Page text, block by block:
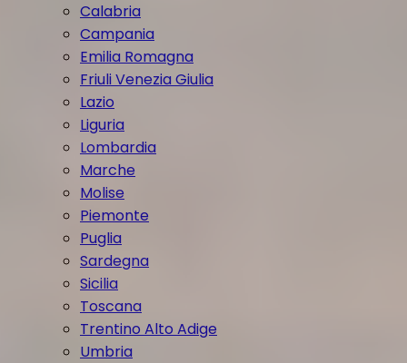
Calabria
Campania
Emilia Romagna
Friuli Venezia Giulia
Lazio
Liguria
Lombardia
Marche
Molise
Piemonte
Puglia
Sardegna
Sicilia
Toscana
Trentino Alto Adige
Umbria